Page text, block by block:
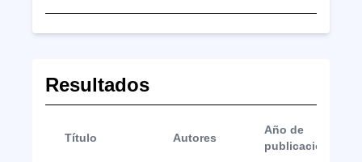
Resultados
Título Autores
Año de
publicación